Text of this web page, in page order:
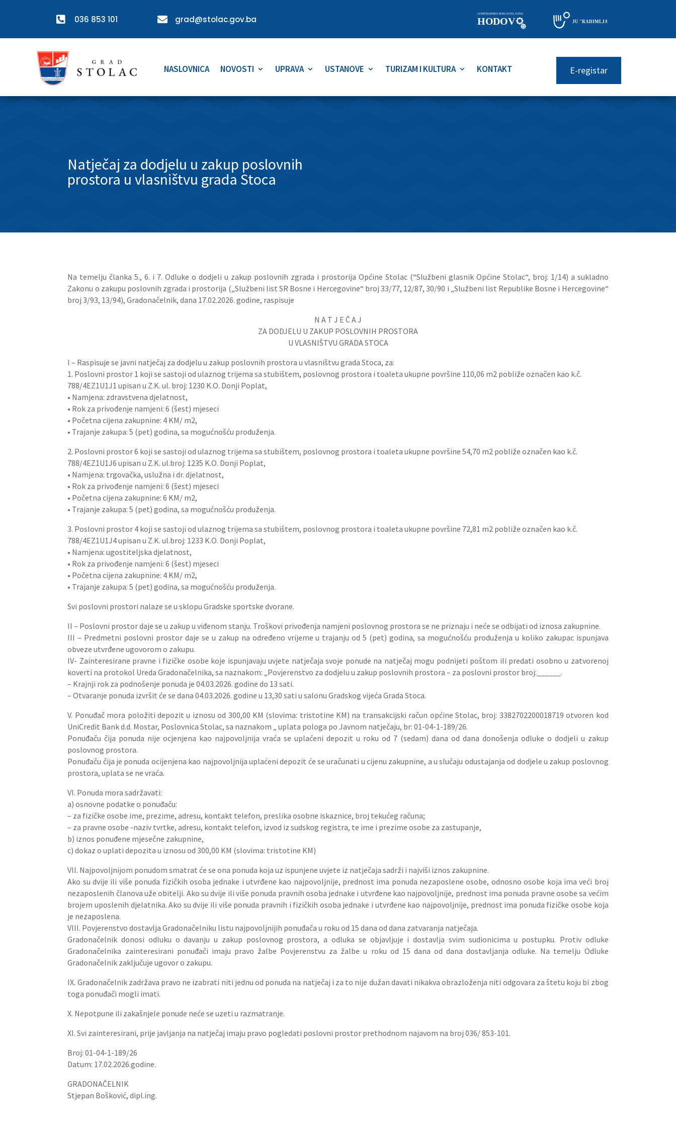
 036 853 101  grad@stolac.gov.ba
NASLOVNICA NOVOSTI UPRAVA USTANOVE TURIZAM I KULTURA KONTAKT E-registar
Natječaj za dodjelu u zakup poslovnih
prostora u vlasništvu grada Stoca
Na temelju članka 5., 6. i 7. Odluke o dodjeli u zakup poslovnih zgrada i prostorija Općine Stolac (“Službeni glasnik Općine Stolac“, broj: 1/14) a sukladno
Zakonu o zakupu poslovnih zgrada i prostorija („Službeni list SR Bosne i Hercegovine“ broj 33/77, 12/87, 30/90 i „Službeni list Republike Bosne i Hercegovine“
broj 3/93, 13/94), Gradonačelnik, dana 17.02.2026. godine, raspisuje
N A T J E Č A J
ZA DODJELU U ZAKUP POSLOVNIH PROSTORA
U VLASNIŠTVU GRADA STOCA
I – Raspisuje se javni natječaj za dodjelu u zakup poslovnih prostora u vlasništvu grada Stoca, za:
1. Poslovni prostor 1 koji se sastoji od ulaznog trijema sa stubištem, poslovnog prostora i toaleta ukupne površine 110,06 m2 pobliže označen kao k.č.
788/4EZ1U1J1 upisan u Z.K. ul. broj: 1230 K.O. Donji Poplat,
• Namjena: zdravstvena djelatnost,
• Rok za privođenje namjeni: 6 (šest) mjeseci
• Početna cijena zakupnine: 4 KM/ m2,
• Trajanje zakupa: 5 (pet) godina, sa mogućnošću produženja.
2. Poslovni prostor 6 koji se sastoji od ulaznog trijema sa stubištem, poslovnog prostora i toaleta ukupne površine 54,70 m2 pobliže označen kao k.č.
788/4EZ1U1J6 upisan u Z.K. ul.broj: 1235 K.O. Donji Poplat,
• Namjena: trgovačka, uslužna i dr. djelatnost,
• Rok za privođenje namjeni: 6 (šest) mjeseci
• Početna cijena zakupnine: 6 KM/ m2,
• Trajanje zakupa: 5 (pet) godina, sa mogućnošću produženja.
3. Poslovni prostor 4 koji se sastoji od ulaznog trijema sa stubištem, poslovnog prostora i toaleta ukupne površine 72,81 m2 pobliže označen kao k.č.
788/4EZ1U1J4 upisan u Z.K. ul.broj: 1233 K.O. Donji Poplat,
• Namjena: ugostiteljska djelatnost,
• Rok za privođenje namjeni: 6 (šest) mjeseci
• Početna cijena zakupnine: 4 KM/ m2,
• Trajanje zakupa: 5 (pet) godina, sa mogućnošću produženja.
Svi poslovni prostori nalaze se u sklopu Gradske sportske dvorane.
II – Poslovni prostor daje se u zakup u viđenom stanju. Troškovi privođenja namjeni poslovnog prostora se ne priznaju i neće se odbijati od iznosa zakupnine.
III – Predmetni poslovni prostor daje se u zakup na određeno vrijeme u trajanju od 5 (pet) godina, sa mogućnošću produženja u koliko zakupac ispunjava
obveze utvrđene ugovorom o zakupu.
IV- Zainteresirane pravne i fizičke osobe koje ispunjavaju uvjete natječaja svoje ponude na natječaj mogu podnijeti poštom ili predati osobno u zatvorenoj
koverti na protokol Ureda Gradonačelnika, sa naznakom: „Povjerenstvo za dodjelu u zakup poslovnih prostora – za poslovni prostor broj:______.
– Krajnji rok za podnošenje ponuda je 04.03.2026. godine do 13 sati.
– Otvaranje ponuda izvršit će se dana 04.03.2026. godine u 13,30 sati u salonu Gradskog vijeća Grada Stoca.
V. Ponuđač mora položiti depozit u iznosu od 300,00 KM (slovima: tristotine KM) na transakcijski račun općine Stolac, broj: 3382702200018719 otvoren kod
UniCredit Bank d.d. Mostar, Poslovnica Stolac, sa naznakom „ uplata pologa po Javnom natječaju, br: 01-04-1-189/26.
Ponuđaču čija ponuda nije ocjenjena kao najpovoljnija vraća se uplaćeni depozit u roku od 7 (sedam) dana od dana donošenja odluke o dodjeli u zakup
poslovnog prostora.
Ponuđaču čija je ponuda ocijenjena kao najpovoljnija uplaćeni depozit će se uračunati u cijenu zakupnine, a u slučaju odustajanja od dodjele u zakup poslovnog
prostora, uplata se ne vraća.
VI. Ponuda mora sadržavati:
a) osnovne podatke o ponuđaču:
– za fizičke osobe ime, prezime, adresu, kontakt telefon, preslika osobne iskaznice, broj tekućeg računa;
– za pravne osobe -naziv tvrtke, adresu, kontakt telefon, izvod iz sudskog registra, te ime i prezime osobe za zastupanje,
b) iznos ponuđene mjesečne zakupnine,
c) dokaz o uplati depozita u iznosu od 300,00 KM (slovima: tristotine KM)
VII. Najpovoljnijom ponudom smatrat će se ona ponuda koja uz ispunjene uvjete iz natječaja sadrži i najviši iznos zakupnine.
Ako su dvije ili više ponuda fizičkih osoba jednake i utvrđene kao najpovoljnije, prednost ima ponuda nezaposlene osobe, odnosno osobe koja ima veći broj
nezaposlenih članova uže obitelji. Ako su dvije ili više ponuda pravnih osoba jednake i utvrđene kao najpovoljnije, prednost ima ponuda pravne osobe sa većim
brojem uposlenih djelatnika. Ako su dvije ili više ponuda pravnih i fizičkih osoba jednake i utvrđene kao najpovoljnije, prednost ima ponuda fizičke osobe koja
je nezaposlena.
VIII. Povjerenstvo dostavlja Gradonačelniku listu najpovoljnijih ponuđača u roku od 15 dana od dana zatvaranja natječaja.
Gradonačelnik donosi odluku o davanju u zakup poslovnog prostora, a odluka se objavljuje i dostavlja svim sudionicima u postupku. Protiv odluke
Gradonačelnika zainteresirani ponuđači imaju pravo žalbe Povjerenstvu za žalbe u roku od 15 dana od dana dostavljanja odluke. Na temelju Odluke
Gradonačelnik zaključuje ugovor o zakupu.
IX. Gradonačelnik zadržava pravo ne izabrati niti jednu od ponuda na natječaj i za to nije dužan davati nikakva obrazloženja niti odgovara za štetu koju bi zbog
toga ponuđači mogli imati.
X. Nepotpune ili zakašnjele ponude neće se uzeti u razmatranje.
XI. Svi zainteresirani, prije javljanja na natječaj imaju pravo pogledati poslovni prostor prethodnom najavom na broj 036/ 853-101.
Broj: 01-04-1-189/26
Datum: 17.02.2026.godine.
GRADONAČELNIK
Stjepan Bošković, dipl.ing.